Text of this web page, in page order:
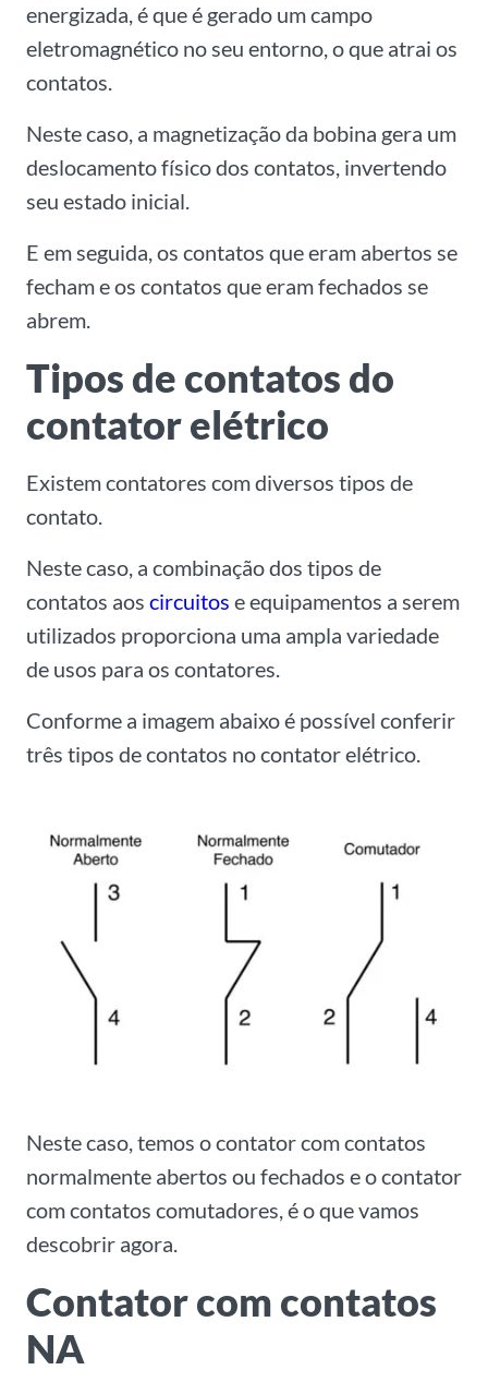
energizada, é que é gerado um campo
eletromagnético no seu entorno, o que atrai os
contatos.
Neste caso, a magnetização da bobina gera um
deslocamento físico dos contatos, invertendo
seu estado inicial.
E em seguida, os contatos que eram abertos se
fecham e os contatos que eram fechados se
abrem.
Tipos de contatos do
contator elétrico
Existem contatores com diversos tipos de
contato.
Neste caso, a combinação dos tipos de
contatos aos circuitos e equipamentos a serem
utilizados proporciona uma ampla variedade
de usos para os contatores.
Conforme a imagem abaixo é possível conferir
três tipos de contatos no contator elétrico.
Neste caso, temos o contator com contatos
normalmente abertos ou fechados e o contator
com contatos comutadores, é o que vamos
descobrir agora.
Contator com contatos
NA